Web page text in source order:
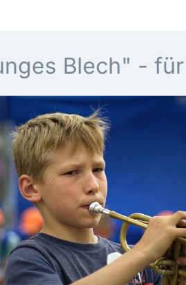
Blech" -